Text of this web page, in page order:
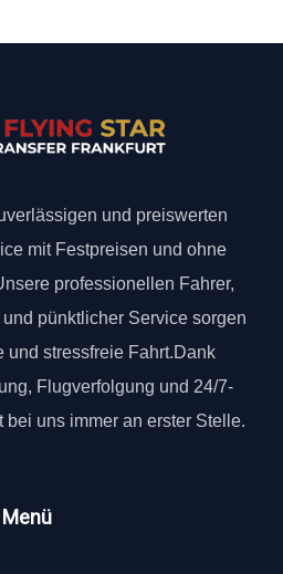
und preiswerten
mit Festpreisen und ohne
professionellen Fahrer,
pünktlicher Service sorgen
und stressfreie Fahrt.Dank
Flugverfolgung und 24/7-
bei uns immer an erster Stelle.
Menü